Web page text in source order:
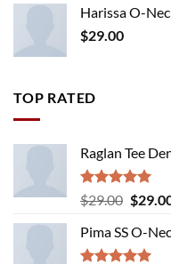
Harissa O-
$29.00
TOP RATED
Raglan Tee
Rated5.00
out of 5
$29.00
was:
$29.00.
$
Pima SS O-